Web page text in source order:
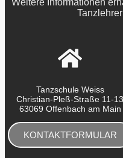
Tanzschule Weiss
Christian-Pleß-Straße 11-13
63069 Offenbach am Main
KONTAKTFORMULAR